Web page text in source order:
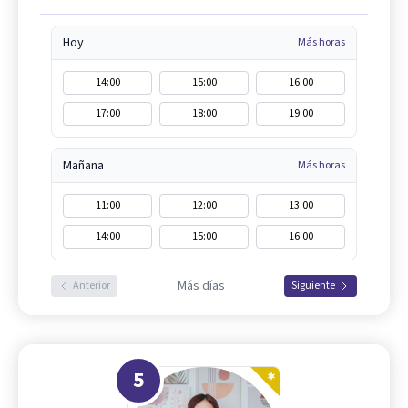
Hoy Más horas
14:00 15:00
16:00
17:00
18:00 19:00
Mañana Más horas
11:00 12:00
13:00
14:00
15:00 16:00
Anterior Más días Siguiente
5